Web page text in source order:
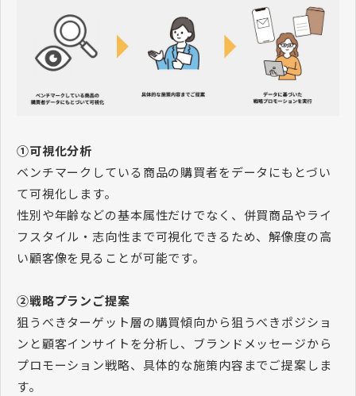
①可視化分析
ベンチマークしている商品の購買者をデータにもとづい
て可視化します。
性別や年齢などの基本属性だけでなく、併買商品やライ
フスタイル・志向性まで可視化できるため、解像度の高
い顧客像を見ることが可能です。
②戦略プランご提案
狙うべきターゲット層の購買傾向から狙うべきポジショ
ンと顧客インサイトを分析し、ブランドメッセージから
プロモーション戦略、具体的な施策内容までご提案しま
す。